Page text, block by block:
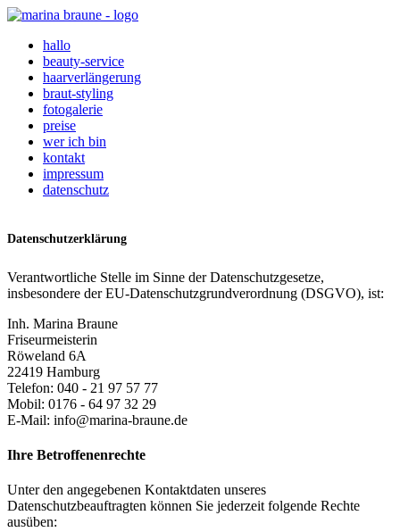
hallo
beauty-service
haarverlängerung
braut-styling
fotogalerie
preise
wer ich bin
kontakt
impressum
datenschutz
Datenschutzerklärung
Verantwortliche Stelle im Sinne der Datenschutzgesetze,
insbesondere der EU-Datenschutzgrundverordnung (DSGVO), ist:
Inh. Marina Braune
Friseurmeisterin
Röweland 6A
22419 Hamburg
Telefon: 040 - 21 97 57 77
Mobil: 0176 - 64 97 32 29
E-Mail: info@marina-braune.de
Ihre Betroffenenrechte
Unter den angegebenen Kontaktdaten unseres
Datenschutzbeauftragten können Sie jederzeit folgende Rechte
ausüben: